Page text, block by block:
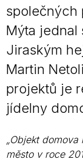
společných
Mýta jednal
Jiraským
Martin
projektů je
jídelny
„Objekt
město v roce